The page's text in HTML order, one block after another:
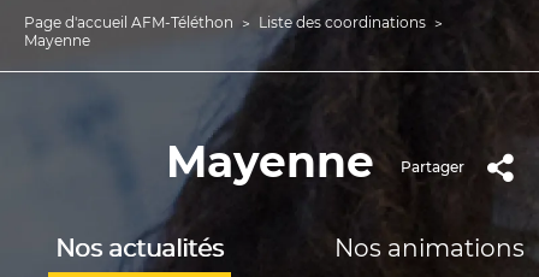
Fil
Page d'accueil AFM-Téléthon
Liste des coordinations
Mayenne
Mayenne Partager
Nos actualités Nos animations